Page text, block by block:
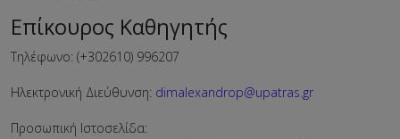
Επίκουρος Καθηγητής
Τηλέφωνο: (+302610) 996207
Ηλεκτρονική Διεύθυνση: dimalexandrop@upatras.gr
Προσωπική Ιστοσελίδα: